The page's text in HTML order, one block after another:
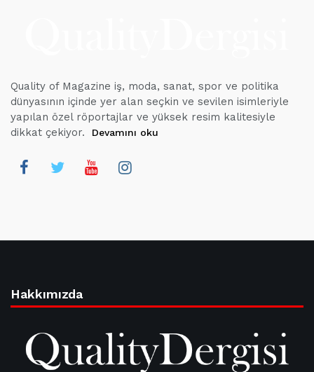
Quality of Magazine iş, moda, sanat, spor ve politika
dünyasının içinde yer alan seçkin ve sevilen isimleriyle
yapılan özel röportajlar ve yüksek resim kalitesiyle
dikkat çekiyor.
Devamını oku
Hakkımızda